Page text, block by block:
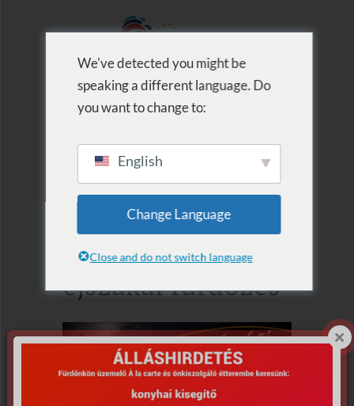
2019 június 22.
Szentivánéji
éjszakai fürdőzés
We've detected you might be
speaking a different language. Do
you want to change to:
English
Change Language
Close and do not switch language